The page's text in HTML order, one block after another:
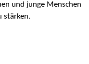
und junge Menschen
stärken.